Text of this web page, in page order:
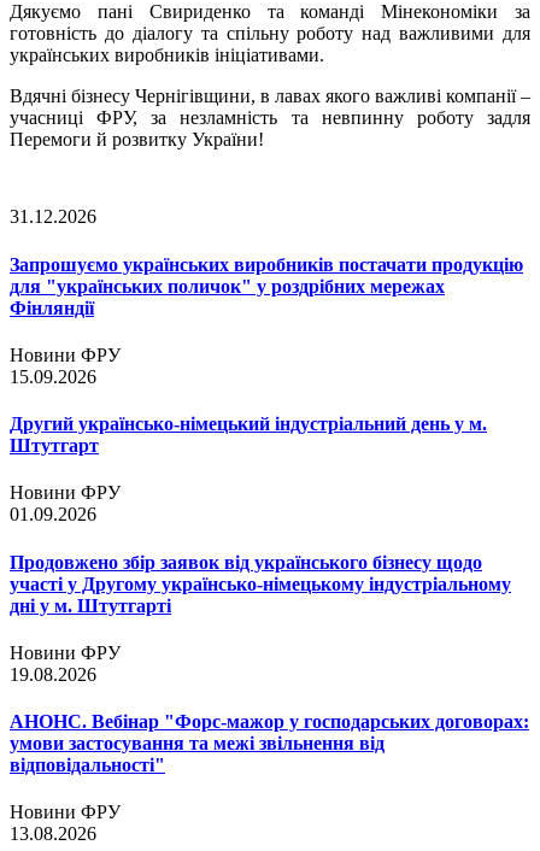
Дякуємо пані Свириденко та команді Мінекономіки за
готовність до діалогу та спільну роботу над важливими для
українських виробників ініціативами.
Вдячні бізнесу Чернігівщини, в лавах якого важливі компанії –
учасниці ФРУ, за незламність та невпинну роботу задля
Перемоги й розвитку України!
31.12.2026
Запрошуємо українських виробників постачати продукцію
для "українських поличок" у роздрібних мережах
Фінляндії
Новини ФРУ
15.09.2026
Другий українсько-німецький індустріальний день у м.
Штутгарт
Новини ФРУ
01.09.2026
Продовжено збір заявок від українського бізнесу щодо
участі у Другому українсько-німецькому індустріальному
дні у м. Штутгарті
Новини ФРУ
19.08.2026
АНОНС. Вебінар "Форс-мажор у господарських договорах:
умови застосування та межі звільнення від
відповідальності"
Новини ФРУ
13.08.2026